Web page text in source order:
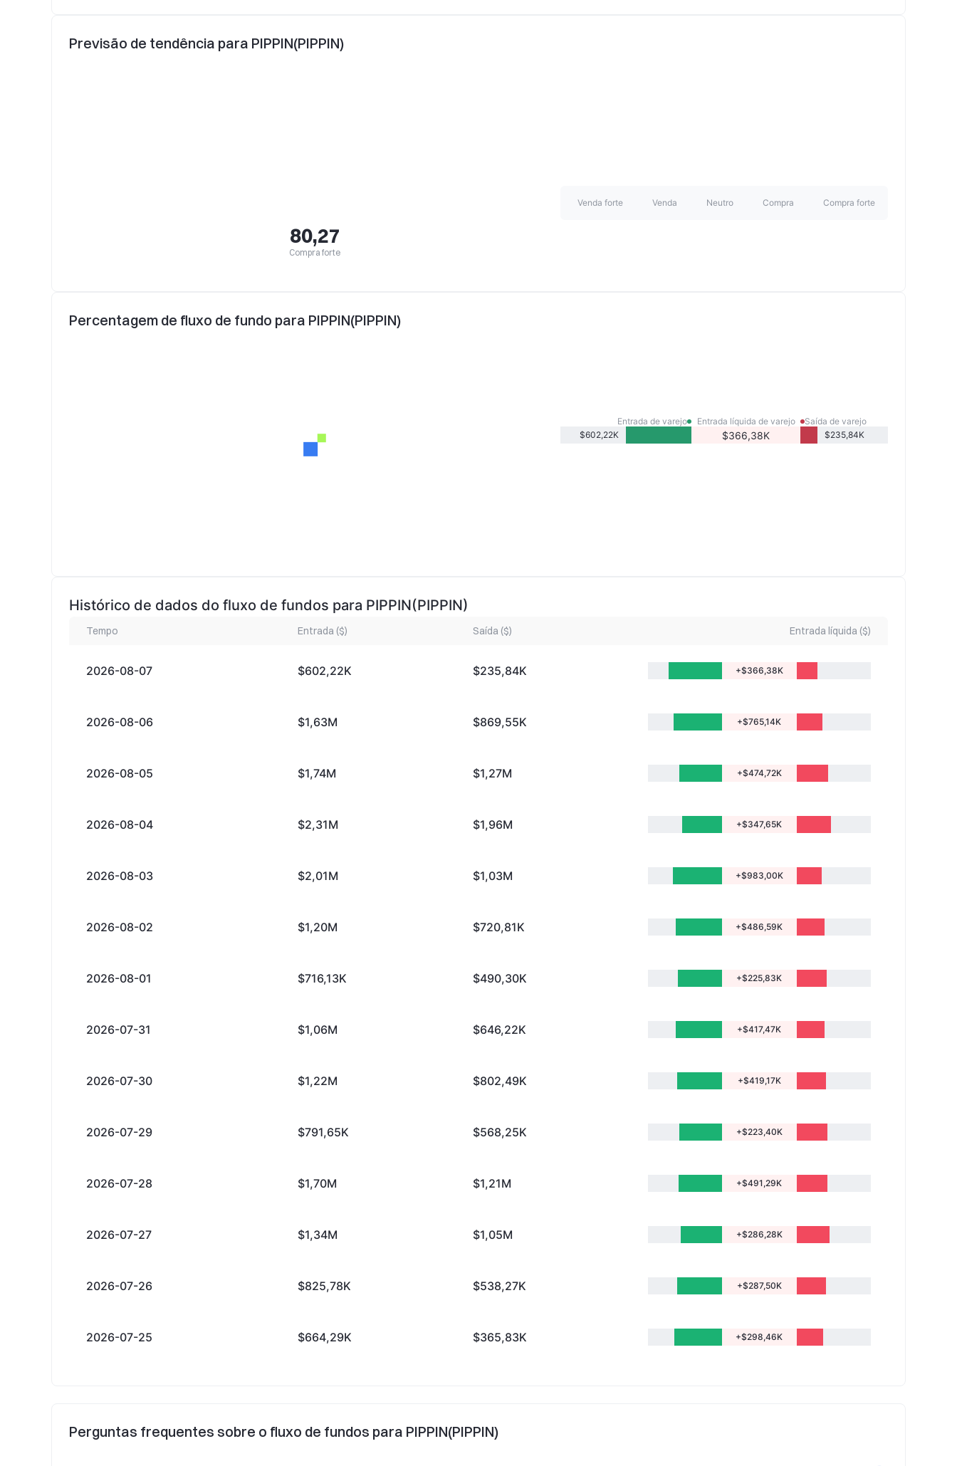
Previsão de tendência para PIPPIN(PIPPIN)
80,27
Compra forte
Venda forte Venda Neutro Compra Compra forte
Percentagem de fluxo de fundo para PIPPIN(PIPPIN)
Entrada de varejo
$602,22K
Entrada líquida de varejo
$366,38K
Saída de varejo
$235,84K
Histórico de dados do fluxo de fundos para PIPPIN(PIPPIN)
Tempo Entrada ($) Saída ($) Entrada líquida ($)
2026-08-07 $602,22K $235,84K +$366,38K
2026-08-06 $1,63M $869,55K +$765,14K
2026-08-05 $1,74M $1,27M +$474,72K
2026-08-04 $2,31M $1,96M +$347,65K
2026-08-03 $2,01M $1,03M +$983,00K
2026-08-02 $1,20M $720,81K +$486,59K
2026-08-01 $716,13K $490,30K +$225,83K
2026-07-31 $1,06M $646,22K +$417,47K
2026-07-30 $1,22M $802,49K +$419,17K
2026-07-29 $791,65K $568,25K +$223,40K
2026-07-28 $1,70M $1,21M +$491,29K
2026-07-27 $1,34M $1,05M +$286,28K
2026-07-26 $825,78K $538,27K +$287,50K
2026-07-25 $664,29K $365,83K +$298,46K
Perguntas frequentes sobre o fluxo de fundos para PIPPIN(PIPPIN)